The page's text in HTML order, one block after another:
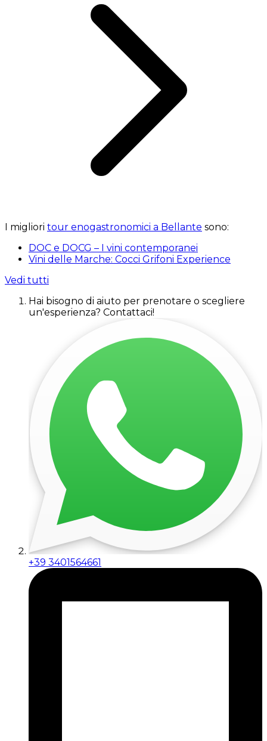
I migliori tour enogastronomici a Bellante sono:
DOC e DOCG – I vini contemporanei
Vini delle Marche: Cocci Grifoni Experience
Vedi tutti
Hai bisogno di aiuto per prenotare o scegliere
un'esperienza? Contattaci!
+39 3401564661